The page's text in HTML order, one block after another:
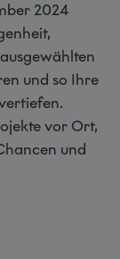
2024
und so Ihre
vor Ort,
und